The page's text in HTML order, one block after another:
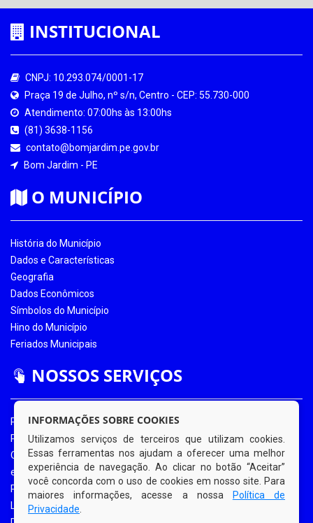
INSTITUCIONAL
CNPJ: 10.293.074/0001-17
Praça 19 de Julho, nº s/n, Centro - CEP: 55.730-000
Atendimento: 07:00hs às 13:00hs
(81) 3638-1156
contato@bomjardim.pe.gov.br
Bom Jardim - PE
O MUNICÍPIO
História do Município
Dados e Características
Geografia
Dados Econômicos
Símbolos do Município
Hino do Município
Feriados Municipais
NOSSOS SERVIÇOS
Portal da Transparência
Portal da Transparência COVID-19
Ouvidoria Eletrônica
e-SIC
Processos de Licitação
Licitações em Andamento
INFORMAÇÕES SOBRE COOKIES
Utilizamos serviços de terceiros que utilizam cookies.
Essas ferramentas nos ajudam a oferecer uma melhor
experiência de navegação. Ao clicar no botão “Aceitar”
você concorda com o uso de cookies em nosso site. Para
maiores informações, acesse a nossa
Política de
Privacidade